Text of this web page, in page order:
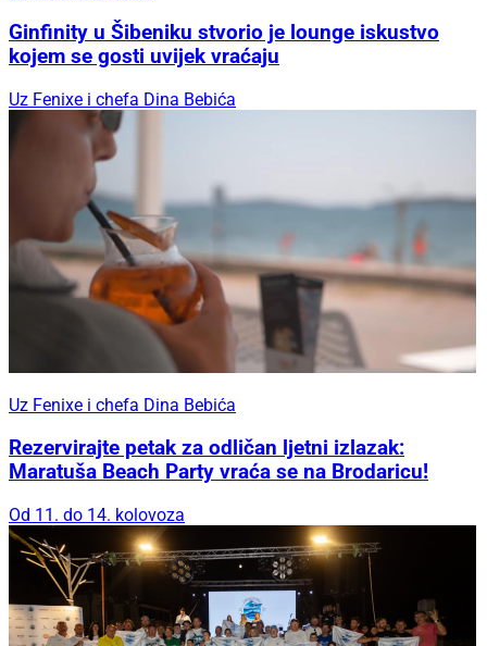
Ginfinity u Šibeniku stvorio je lounge iskustvo
kojem se gosti uvijek vraćaju
Uz Fenixe i chefa Dina Bebića
Uz Fenixe i chefa Dina Bebića
Rezervirajte petak za odličan ljetni izlazak:
Maratuša Beach Party vraća se na Brodaricu!
Od 11. do 14. kolovoza